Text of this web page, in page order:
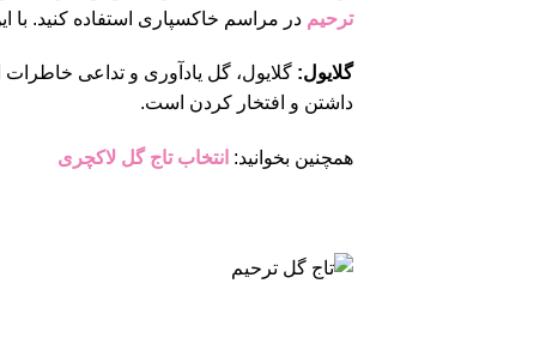
ترحیم در مراسم خاکسپاری استفاده کنید. با این
گلایول: گلایول، گل یادآوری و تداعی
داشتن و افتخار کردن است.
همچنین بخوانید: انتخاب تاج گل لاکچری